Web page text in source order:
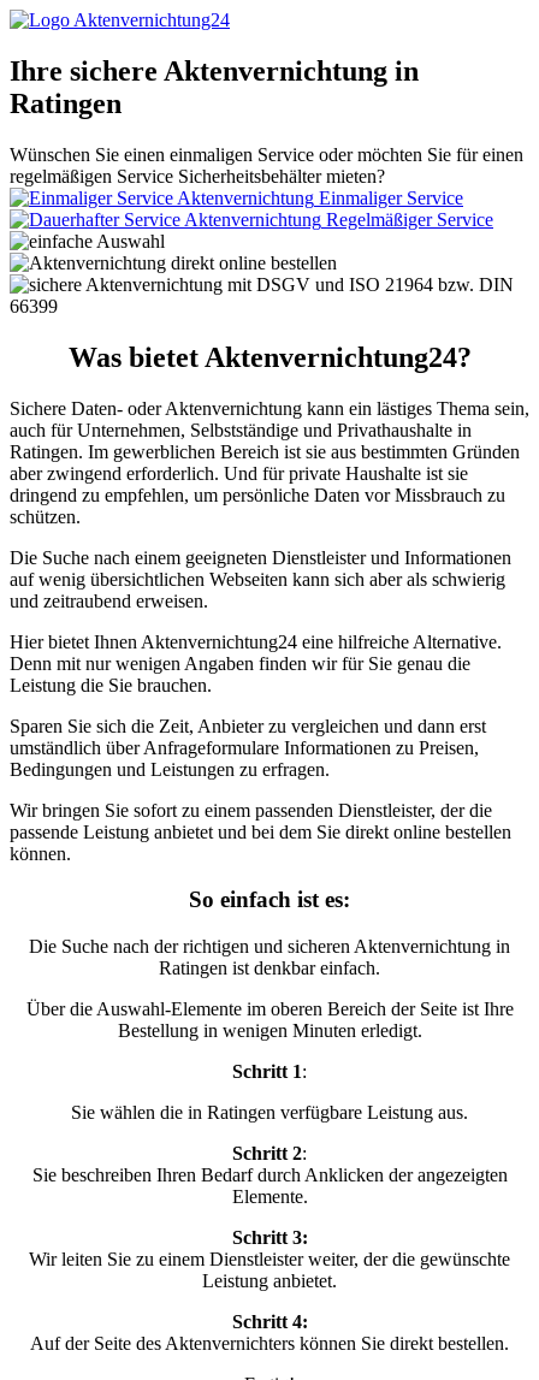
Ihre sichere Aktenvernichtung in
Ratingen
Wünschen Sie einen einmaligen Service oder möchten Sie für einen
regelmäßigen Service Sicherheitsbehälter mieten?
Einmaliger Service
Regelmäßiger Service
Was bietet Aktenvernichtung24?
Sichere Daten- oder Aktenvernichtung kann ein lästiges Thema sein,
auch für Unternehmen, Selbstständige und Privathaushalte in
Ratingen. Im gewerblichen Bereich ist sie aus bestimmten Gründen
aber zwingend erforderlich. Und für private Haushalte ist sie
dringend zu empfehlen, um persönliche Daten vor Missbrauch zu
schützen.
Die Suche nach einem geeigneten Dienstleister und Informationen
auf wenig übersichtlichen Webseiten kann sich aber als schwierig
und zeitraubend erweisen.
Hier bietet Ihnen Aktenvernichtung24 eine hilfreiche Alternative.
Denn mit nur wenigen Angaben finden wir für Sie genau die
Leistung die Sie brauchen.
Sparen Sie sich die Zeit, Anbieter zu vergleichen und dann erst
umständlich über Anfrageformulare Informationen zu Preisen,
Bedingungen und Leistungen zu erfragen.
Wir bringen Sie sofort zu einem passenden Dienstleister, der die
passende Leistung anbietet und bei dem Sie direkt online bestellen
können.
So einfach ist es:
Die Suche nach der richtigen und sicheren Aktenvernichtung in
Ratingen ist denkbar einfach.
Über die Auswahl-Elemente im oberen Bereich der Seite ist Ihre
Bestellung in wenigen Minuten erledigt.
Schritt 1:
Sie wählen die in Ratingen verfügbare Leistung aus.
Schritt 2:
Sie beschreiben Ihren Bedarf durch Anklicken der angezeigten
Elemente.
Schritt 3:
Wir leiten Sie zu einem Dienstleister weiter, der die gewünschte
Leistung anbietet.
Schritt 4:
Auf der Seite des Aktenvernichters können Sie direkt bestellen.